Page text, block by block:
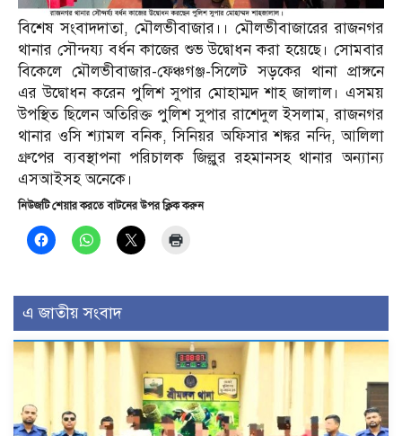
বিশেষ সংবাদদাতা, মৌলভীবাজার।। মৌলভীবাজারের রাজনগর
থানার সৌন্দয্য বর্ধন কাজের শুভ উদ্বোধন করা হয়েছে। সোমবার
বিকেলে মৌলভীবাজার-ফেঞ্চগঞ্জ-সিলেট সড়কের থানা প্রাঙ্গনে
এর উদ্বোধন করেন পুলিশ সুপার মোহাম্মদ শাহ জালাল। এসময়
উপস্থিত ছিলেন অতিরিক্ত পুলিশ সুপার রাশেদুল ইসলাম, রাজনগর
থানার ওসি শ্যামল বনিক, সিনিয়র অফিসার শঙ্কর নন্দি, আলিলা
গ্রুপের ব্যবস্থাপনা পরিচালক জিল্লুর রহমানসহ থানার অন্যান্য
এসআইসহ অনেকে।
নিউজটি শেয়ার করতে বাটনের উপর ক্লিক করুন
এ জাতীয় সংবাদ